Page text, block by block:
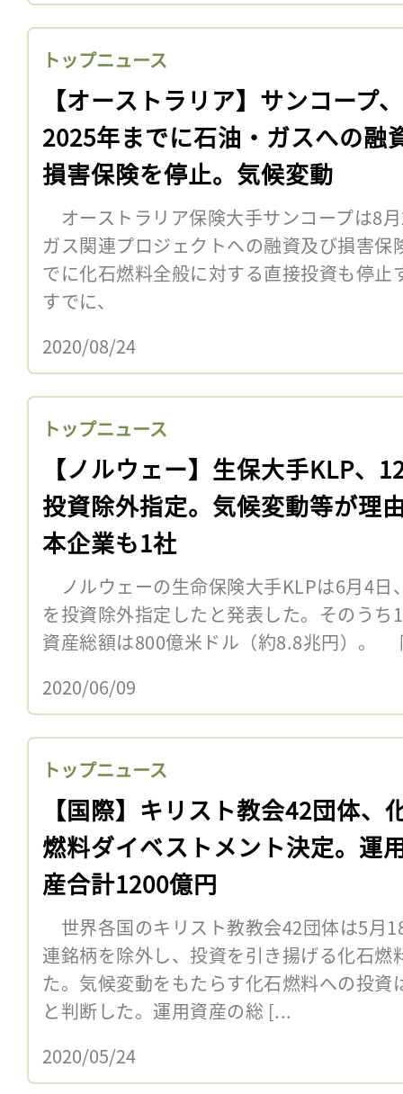
トップニュース
【オーストラリア】サンコープ、
2025年までに石油・ガスへの融
損害保険を停止。気候変動
オーストラリア保険大手サンコープは8
ガス関連プロジェクトへの融資及び損害
でに化石燃料全般に対する直接投資も停
すでに、
2020/08/24
トップニュース
【ノルウェー】生保大手KLP、
投資除外指定。気候変動等が理
本企業も1社
ノルウェーの生命保険大手KLPは6月4日
を投資除外指定したと発表した。そのう
資産総額は800億米ドル（約8.8兆円）。
2020/06/09
トップニュース
【国際】キリスト教会42団体、
燃料ダイベストメント決定。運
産合計1200億円
世界各国のキリスト教教会42団体は5月
連銘柄を除外し、投資を引き揚げる化石
た。気候変動をもたらす化石燃料への投
と判断した。運用資産の総 [...
2020/05/24